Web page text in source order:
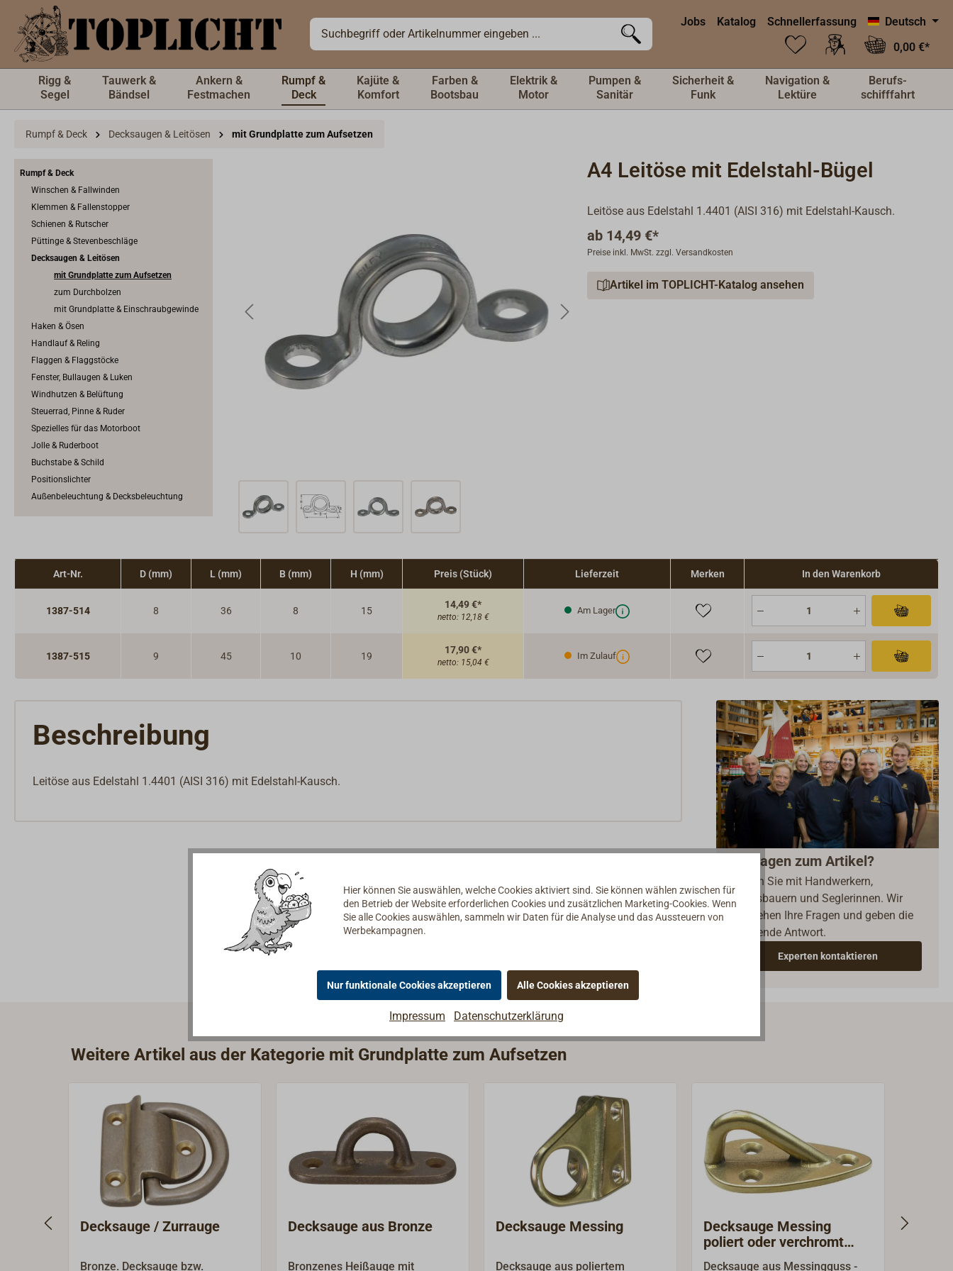
springen Jobs Katalog Schnellerfassung
Deutsch
0,00 €*
Rigg &
Segel
Tauwerk &
Bändsel
Ankern &
Festmachen
Rumpf &
Deck
Kajüte &
Komfort
Farben &
Bootsbau
Elektrik &
Motor
Pumpen &
Sanitär
Sicherheit &
Funk
Navigation &
Lektüre
Berufs-
schifffahrt
Rumpf & Deck Decksaugen & Leitösen mit Grundplatte zum Aufsetzen
Rumpf & Deck
Winschen & Fallwinden
Klemmen & Fallenstopper
Schienen & Rutscher
Püttinge & Stevenbeschläge
Decksaugen & Leitösen
mit Grundplatte zum Aufsetzen
zum Durchbolzen
mit Grundplatte & Einschraubgewinde
Haken & Ösen
Handlauf & Reling
Flaggen & Flaggstöcke
Fenster, Bullaugen & Luken
Windhutzen & Belüftung
Steuerrad, Pinne & Ruder
Spezielles für das Motorboot
Jolle & Ruderboot
Buchstabe & Schild
Positionslichter
Außenbeleuchtung & Decksbeleuchtung
A4 Leitöse mit Edelstahl-Bügel
Leitöse aus Edelstahl 1.4401 (AISI 316) mit Edelstahl-Kausch.
ab 14,49 €*
Preise inkl. MwSt. zzgl. Versandkosten
Artikel im TOPLICHT-Katalog ansehen
Art-Nr. D (mm) L (mm) B (mm) H (mm) Preis (Stück) Lieferzeit Merken In den Warenkorb
1387-514 8 36 8 15
14,49 €*
netto: 12,18 €
Am Lager
1387-515 9 45 10 19
17,90 €*
netto: 15,04 €
Im Zulauf
Beschreibung
Leitöse aus Edelstahl 1.4401 (AISI 316) mit Edelstahl-Kausch.
Fragen zum Artikel?
Reden Sie mit Handwerkern,
Bootsbauern und Seglerinnen. Wir
verstehen Ihre Fragen und geben die
passende Antwort.
Experten kontaktieren
Weitere Artikel aus der Kategorie mit Grundplatte zum Aufsetzen
Decksauge / Zurrauge
Bronze. Decksauge bzw.
Decksauge aus Bronze
Bronzenes Heißauge mit
Decksauge Messing
Decksauge aus poliertem
Decksauge Messing
poliert oder verchromt
(53x30x21mm)
Decksauge aus Messingguss -
Hier können Sie auswählen, welche Cookies aktiviert sind. Sie können wählen zwischen für
den Betrieb der Website erforderlichen Cookies und zusätzlichen Marketing-Cookies. Wenn
Sie alle Cookies auswählen, sammeln wir Daten für die Analyse und das Aussteuern von
Werbekampagnen.
Nur funktionale Cookies akzeptieren Alle Cookies akzeptieren
Impressum Datenschutzerklärung